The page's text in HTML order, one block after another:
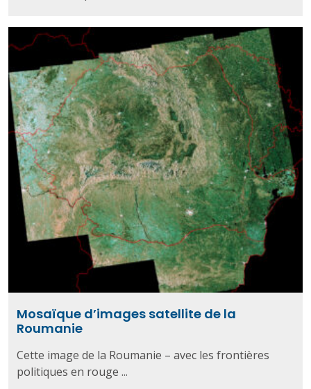
Mosaïque d’images satellite de la
Roumanie
Cette image de la Roumanie – avec les frontières
politiques en rouge ...